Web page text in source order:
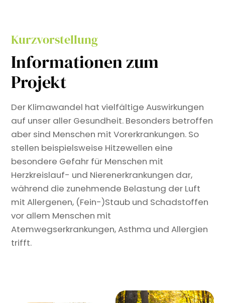
Kurzvorstellung
Informationen zum
Projekt
Der Klimawandel hat vielfältige Auswirkungen
auf unser aller Gesundheit. Besonders betroffen
aber sind Menschen mit Vorerkrankungen. So
stellen beispielsweise Hitzewellen eine
besondere Gefahr für Menschen mit
Herzkreislauf- und Nierenerkrankungen dar,
während die zunehmende Belastung der Luft
mit Allergenen, (Fein-)Staub und Schadstoffen
vor allem Menschen mit
Atemwegserkrankungen, Asthma und Allergien
trifft.